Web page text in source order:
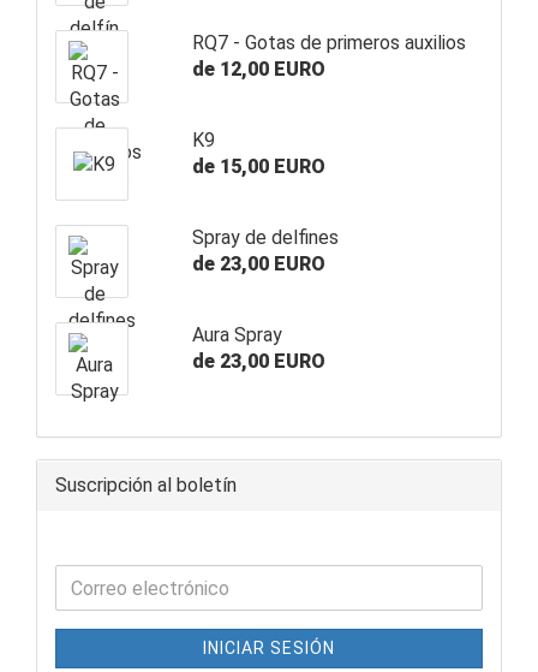
RQ7 - Gotas de primeros auxilios
de 12,00 EURO
K9
de 15,00 EURO
Spray de delfines
de 23,00 EURO
Aura Spray
de 23,00 EURO
Suscripción al boletín
INICIAR SESIÓN